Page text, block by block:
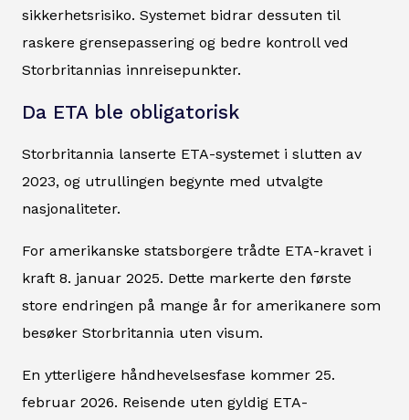
sikkerhetsrisiko. Systemet bidrar dessuten til
raskere grensepassering og bedre kontroll ved
Storbritannias innreisepunkter.
Da ETA ble obligatorisk
Storbritannia lanserte ETA-systemet i slutten av
2023, og utrullingen begynte med utvalgte
nasjonaliteter.
For amerikanske statsborgere trådte ETA-kravet i
kraft 8. januar 2025. Dette markerte den første
store endringen på mange år for amerikanere som
besøker Storbritannia uten visum.
En ytterligere håndhevelsesfase kommer 25.
februar 2026. Reisende uten gyldig ETA-